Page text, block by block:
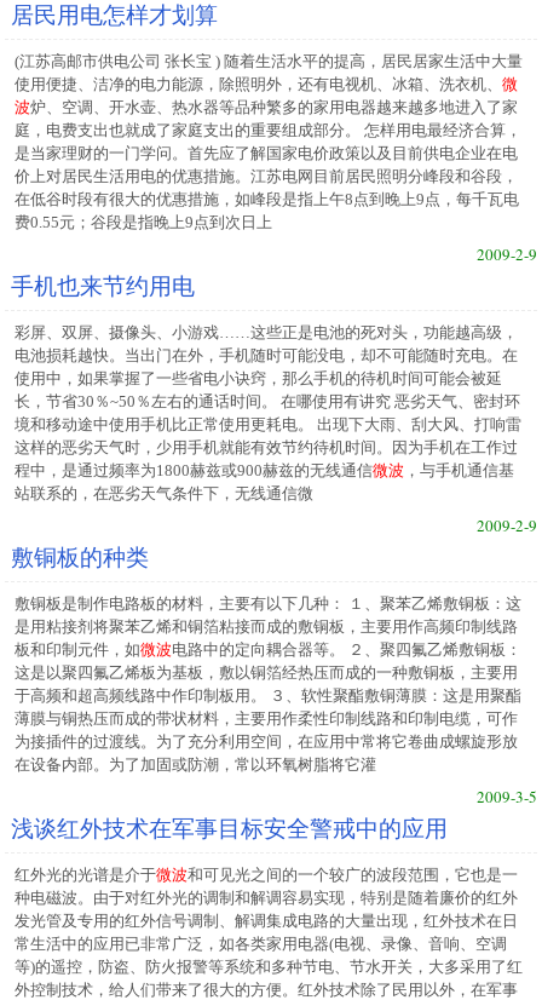
居民用电怎样才划算
(江苏高邮市供电公司 张长宝 ) 随着生活水平的提高，居民居家生活中大量
使用便捷、洁净的电力能源，除照明外，还有电视机、冰箱、洗衣机、微
波炉、空调、开水壶、热水器等品种繁多的家用电器越来越多地进入了家
庭，电费支出也就成了家庭支出的重要组成部分。 怎样用电最经济合算，
是当家理财的一门学问。首先应了解国家电价政策以及目前供电企业在电
价上对居民生活用电的优惠措施。江苏电网目前居民照明分峰段和谷段，
在低谷时段有很大的优惠措施，如峰段是指上午8点到晚上9点，每千瓦电
费0.55元；谷段是指晚上9点到次日上
2009-2-9
手机也来节约用电
彩屏、双屏、摄像头、小游戏……这些正是电池的死对头，功能越高级，
电池损耗越快。当出门在外，手机随时可能没电，却不可能随时充电。在
使用中，如果掌握了一些省电小诀窍，那么手机的待机时间可能会被延
长，节省30％~50％左右的通话时间。 在哪使用有讲究 恶劣天气、密封环
境和移动途中使用手机比正常使用更耗电。 出现下大雨、刮大风、打响雷
这样的恶劣天气时，少用手机就能有效节约待机时间。因为手机在工作过
程中，是通过频率为1800赫兹或900赫兹的无线通信微波 ，与手机通信基
站联系的，在恶劣天气条件下，无线通信微
2009-2-9
敷铜板的种类
敷铜板是制作电路板的材料，主要有以下几种： １、聚苯乙烯敷铜板：这
是用粘接剂将聚苯乙烯和铜箔粘接而成的敷铜板，主要用作高频印制线路
板和印制元件，如微波电路中的定向耦合器等。 ２、聚四氟乙烯敷铜板：
这是以聚四氟乙烯板为基板，敷以铜箔经热压而成的一种敷铜板，主要用
于高频和超高频线路中作印制板用。 ３、软性聚酯敷铜薄膜：这是用聚酯
薄膜与铜热压而成的带状材料，主要用作柔性印制线路和印制电缆，可作
为接插件的过渡线。为了充分利用空间，在应用中常将它卷曲成螺旋形放
在设备内部。为了加固或防潮，常以环氧树脂将它灌
2009-3-5
浅谈红外技术在军事目标安全警戒中的应用
红外光的光谱是介于微波和可见光之间的一个较广的波段范围，它也是一
种电磁波。由于对红外光的调制和解调容易实现，特别是随着廉价的红外
发光管及专用的红外信号调制、解调集成电路的大量出现，红外技术在日
常生活中的应用已非常广泛，如各类家用电器(电视、录像、音响、空调
等)的遥控，防盗、防火报警等系统和多种节电、节水开关，大多采用了红
外控制技术，给人们带来了很大的方便。红外技术除了民用以外，在军事